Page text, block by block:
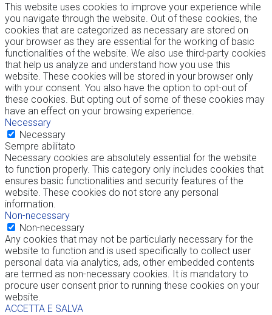
This website uses cookies to improve your experience while
you navigate through the website. Out of these cookies, the
cookies that are categorized as necessary are stored on
your browser as they are essential for the working of basic
functionalities of the website. We also use third-party cookies
that help us analyze and understand how you use this
website. These cookies will be stored in your browser only
with your consent. You also have the option to opt-out of
these cookies. But opting out of some of these cookies may
have an effect on your browsing experience.
Necessary
Necessary
Sempre abilitato
Necessary cookies are absolutely essential for the website
to function properly. This category only includes cookies that
ensures basic functionalities and security features of the
website. These cookies do not store any personal
information.
Non-necessary
Non-necessary
Any cookies that may not be particularly necessary for the
website to function and is used specifically to collect user
personal data via analytics, ads, other embedded contents
are termed as non-necessary cookies. It is mandatory to
procure user consent prior to running these cookies on your
website.
ACCETTA E SALVA